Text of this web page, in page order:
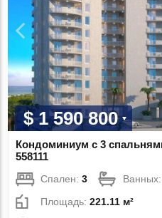
$ 1 590 800
Кондоминиум с 3
558111
Спален:3
Площадь:221.11 м²